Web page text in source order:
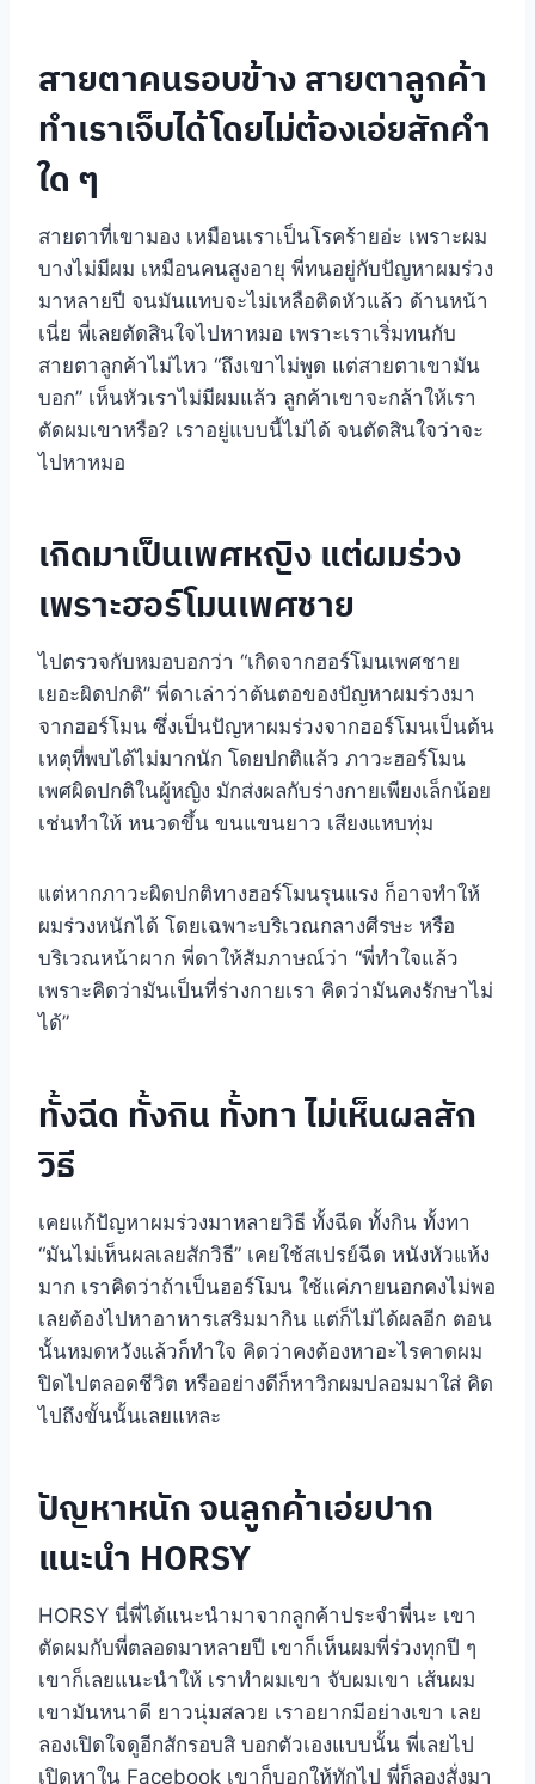
สายตาคนรอบข้าง สายตาลูกค้า
ทำเราเจ็บได้โดยไม่ต้องเอ่ยสักคำ
ใด ๆ
สายตาที่เขามอง เหมือนเราเป็นโรคร้ายอ่ะ เพราะผม
บางไม่มีผม เหมือนคนสูงอายุ พี่ทนอยู่กับปัญหาผมร่วง
มาหลายปี จนมันแทบจะไม่เหลือติดหัวแล้ว ด้านหน้า
เนี่ย พี่เลยตัดสินใจไปหาหมอ เพราะเราเริ่มทนกับ
สายตาลูกค้าไม่ไหว “ถึงเขาไม่พูด แต่สายตาเขามัน
บอก” เห็นหัวเราไม่มีผมแล้ว ลูกค้าเขาจะกล้าให้เรา
ตัดผมเขาหรือ? เราอยู่แบบนี้ไม่ได้ จนตัดสินใจว่าจะ
ไปหาหมอ
เกิดมาเป็นเพศหญิง แต่ผมร่วง
เพราะฮอร์โมนเพศชาย
ไปตรวจกับหมอบอกว่า “เกิดจากฮอร์โมนเพศชาย
เยอะผิดปกติ” พี่ดาเล่าว่าต้นตอของปัญหาผมร่วงมา
จากฮอร์โมน ซึ่งเป็นปัญหาผมร่วงจากฮอร์โมนเป็นต้น
เหตุที่พบได้ไม่มากนัก โดยปกติแล้ว ภาวะฮอร์โมน
เพศผิดปกติในผู้หญิง มักส่งผลกับร่างกายเพียงเล็กน้อย
เช่นทำให้ หนวดขึ้น ขนแขนยาว เสียงแหบทุ่ม
แต่หากภาวะผิดปกติทางฮอร์โมนรุนแรง ก็อาจทำให้
ผมร่วงหนักได้ โดยเฉพาะบริเวณกลางศีรษะ หรือ
บริเวณหน้าผาก พี่ดาให้สัมภาษณ์ว่า “พี่ทำใจแล้ว
เพราะคิดว่ามันเป็นที่ร่างกายเรา คิดว่ามันคงรักษาไม่
ได้”
ทั้งฉีด ทั้งกิน ทั้งทา ไม่เห็นผลสัก
วิธี
เคยแก้ปัญหาผมร่วงมาหลายวิธี ทั้งฉีด ทั้งกิน ทั้งทา
“มันไม่เห็นผลเลยสักวิธี” เคยใช้สเปรย์ฉีด หนังหัวแห้ง
มาก เราคิดว่าถ้าเป็นฮอร์โมน ใช้แค่ภายนอกคงไม่พอ
เลยต้องไปหาอาหารเสริมมากิน แต่ก็ไม่ได้ผลอีก ตอน
นั้นหมดหวังแล้วก็ทำใจ คิดว่าคงต้องหาอะไรคาดผม
ปิดไปตลอดชีวิต หรืออย่างดีก็หาวิกผมปลอมมาใส่ คิด
ไปถึงขั้นนั้นเลยแหละ
ปัญหาหนัก จนลูกค้าเอ่ยปาก
แนะนำ HORSY
HORSY นี่พี่ได้แนะนำมาจากลูกค้าประจำพี่นะ เขา
ตัดผมกับพี่ตลอดมาหลายปี เขาก็เห็นผมพี่ร่วงทุกปี ๆ
เขาก็เลยแนะนำให้ เราทำผมเขา จับผมเขา เส้นผม
เขามันหนาดี ยาวนุ่มสลวย เราอยากมีอย่างเขา เลย
ลองเปิดใจดูอีกสักรอบสิ บอกตัวเองแบบนั้น พี่เลยไป
เปิดหาใน Facebook เขาก็บอกให้ทักไป พี่ก็ลองสั่งมา